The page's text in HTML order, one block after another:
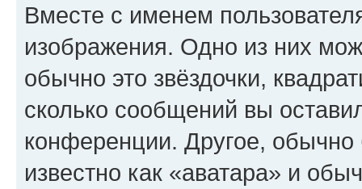
Вместе с именем
изображения. Одно из них
обычно это звёздочки,
сколько сообщений вы
конференции. Другое,
известно как «аватара» и